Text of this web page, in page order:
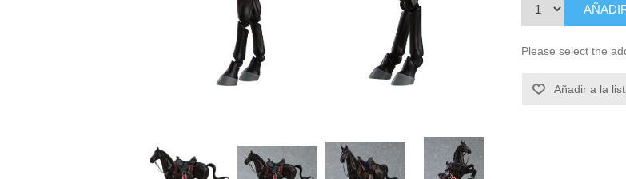
Please select the
Añadir a la